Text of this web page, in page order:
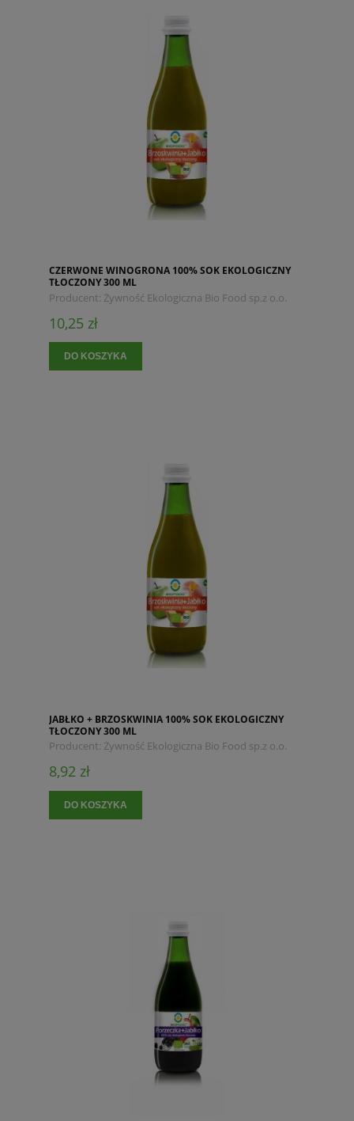
CZERWONE WINOGRONA 100% SOK EKOLOGICZNY
TŁOCZONY 300 ML
Producent: Żywność Ekologiczna Bio Food sp.z o.o.
10,25 zł
DO KOSZYKA
JABŁKO + BRZOSKWINIA 100% SOK EKOLOGICZNY
TŁOCZONY 300 ML
Producent: Żywność Ekologiczna Bio Food sp.z o.o.
8,92 zł
DO KOSZYKA